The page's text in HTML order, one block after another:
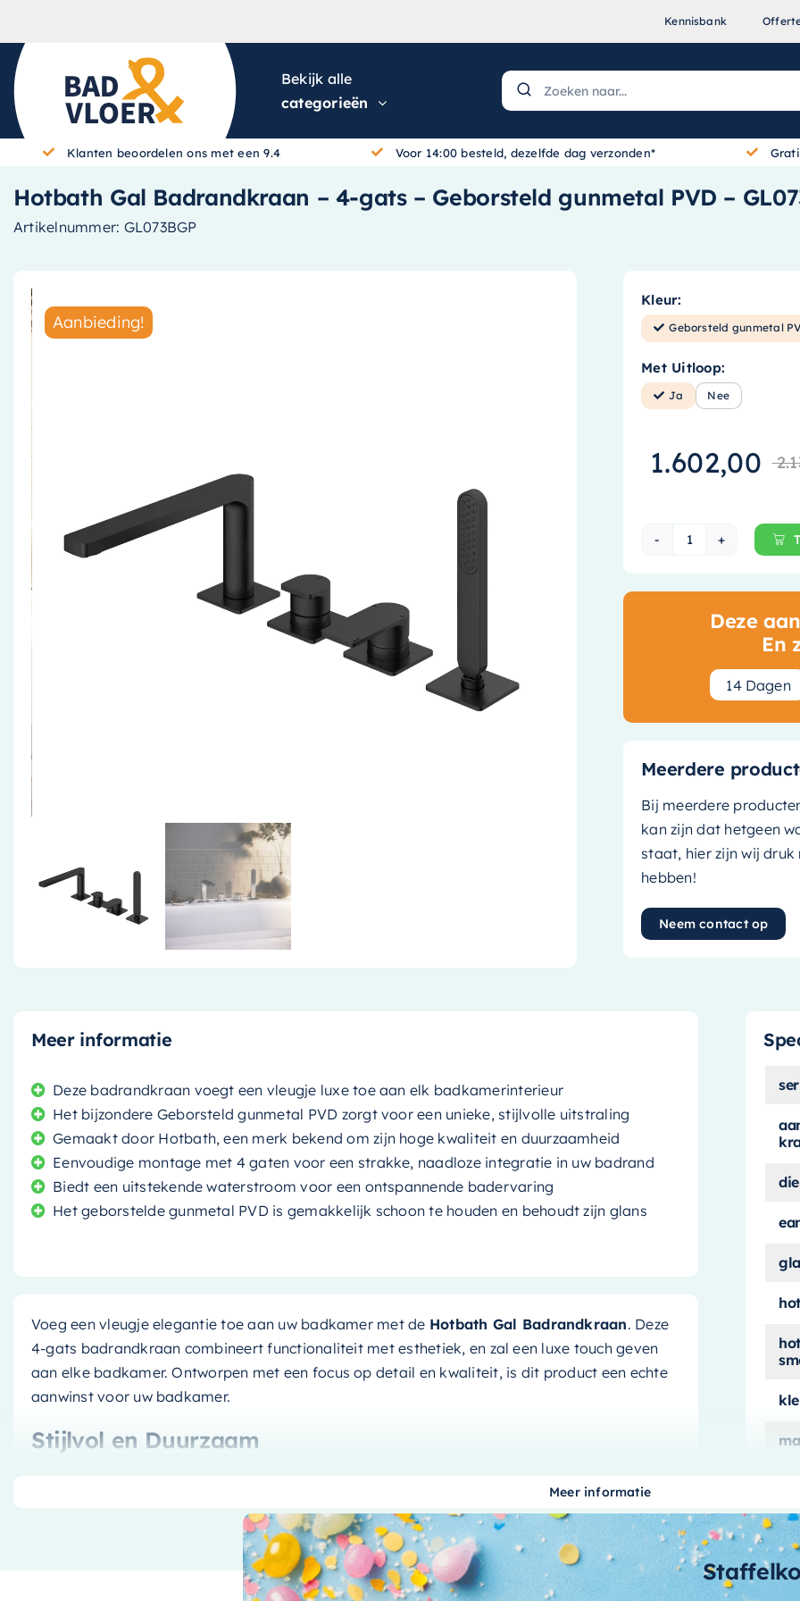
Kennisbank
Bekijk alle
categorieën
Klanten beoordelen ons met een 9.4 Voor 14:00 besteld, dezelfde dag verzonden*
Hotbath Gal Badrandkraan – 4-gats – Geborsteld gunmetal PVD –
Artikelnummer: GL073BGP
Aanbieding!
Kleur:
Geborsteld gunmetal
Met Uitloop:
Ja Nee
1.602,00
Hotbath Gal
Deze
En
14 Dagen
Meerdere
Bij meerdere
kan zijn dat hetgeen
staat, hier zijn wij
hebben!
Neem contact op
Meer informatie
Deze badrandkraan voegt een vleugje luxe toe aan elk badkamerinterieur
Het bijzondere Geborsteld gunmetal PVD zorgt voor een unieke, stijlvolle uitstraling
Gemaakt door Hotbath, een merk bekend om zijn hoge kwaliteit en duurzaamheid
Eenvoudige montage met 4 gaten voor een strakke, naadloze integratie in uw badrand
Biedt een uitstekende waterstroom voor een ontspannende badervaring
Het geborstelde gunmetal PVD is gemakkelijk schoon te houden en behoudt zijn glans
Voeg een vleugje elegantie toe aan uw badkamer met de Hotbath Gal Badrandkraan. Deze
4-gats badrandkraan combineert functionaliteit met esthetiek, en zal een luxe touch geven
aan elke badkamer. Ontworpen met een focus op detail en kwaliteit, is dit product een echte
aanwinst voor uw badkamer.
Stijlvol en Duurzaam
Geborsteld gunmetal PVD
Deze afwerking zorgt niet alleen voor een prachtige uitstraling, maar draagt ook bij aan de
duurzaamheid van de kraan. Het is gemakkelijk schoon te houden en behoudt zijn glans, wat
bijdraagt aan de levensduur van het product.
Meer informatie